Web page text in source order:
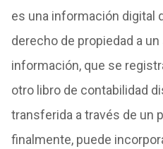
es una información digital
derecho de propiedad a
información, que se
otro libro de contabilidad
transferida a través de un
finalmente, puede